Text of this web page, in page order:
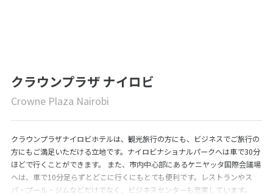
クラウンプラザ ナイロビ
Crowne Plaza Nairobi
クラウンプラザナイロビホテルは、観光旅行の方にも、ビジネスでご旅行の
方にもご満足いただける立地です。ナイロビナショナルパークへは車で30分
ほどで行くことができます。 また、市内中心部にあるケニヤッタ国際会議場
へは、車で10分足らずとどこに行くにもとても便利です。レストランやス
パ・プール・ジムなどだけでなく、ビジネスセンターも充実しています。